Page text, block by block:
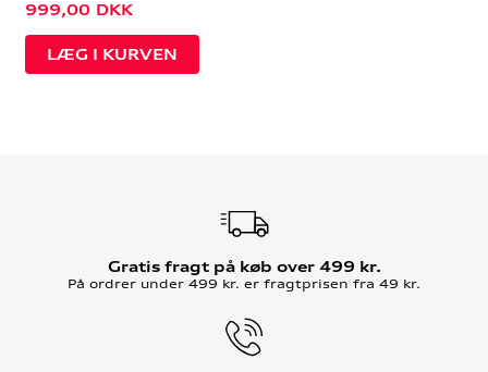
999,00 DKK
Gratis fragt på køb over 499 kr.
På ordrer under 499 kr. er fragtprisen fra 49 kr.